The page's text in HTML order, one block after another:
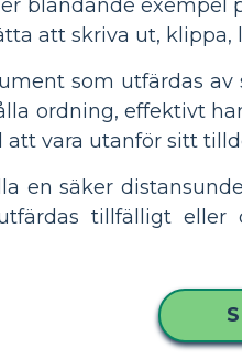
bländande exempel
att skriva ut,
som utfärdas
ordning, effektivt
vara utanför sitt
en säker
tillfälligt